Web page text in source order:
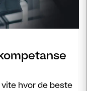
vite hvor de beste